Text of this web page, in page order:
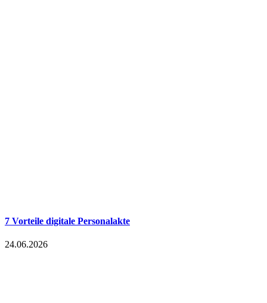
7 Vorteile digitale Personalakte
24.06.2026